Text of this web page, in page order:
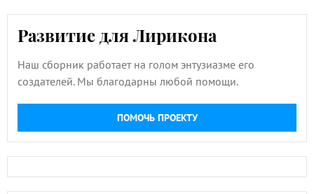
Развитие для Лирикона
Наш сборник работает на голом энтузиазме его
создателей. Мы благодарны любой помощи.
ПОМОЧЬ ПРОЕКТУ